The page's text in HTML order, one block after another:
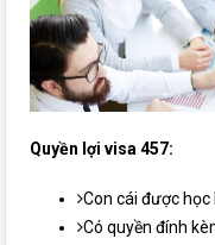
Quyền lợi visa 457:
Con cái được
Có quyền đính